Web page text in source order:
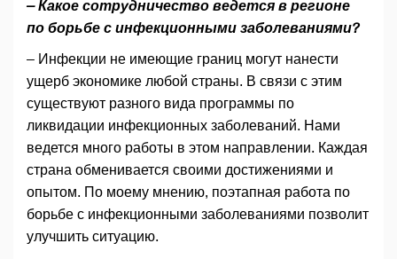
– Какое сотрудничество ведется в регионе
по борьбе с инфекционными заболеваниями?
– Инфекции не имеющие границ могут нанести
ущерб экономике любой страны. В связи с этим
существуют разного вида программы по
ликвидации инфекционных заболеваний. Нами
ведется много работы в этом направлении. Каждая
страна обменивается своими достижениями и
опытом. По моему мнению, поэтапная работа по
борьбе с инфекционными заболеваниями позволит
улучшить ситуацию.